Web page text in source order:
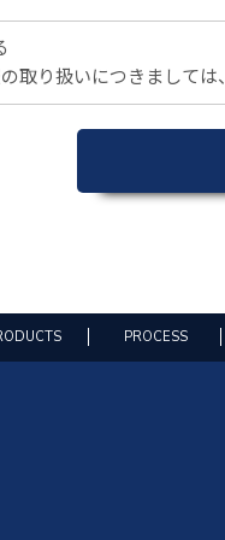
取り扱いにつきましては、
PROCESS